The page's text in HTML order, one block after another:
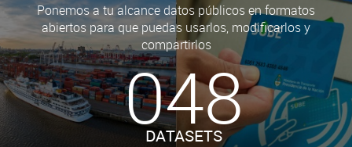
Ponemos a tu alcance datos públicos en formatos
abiertos para que puedas usarlos, modificarlos y
compartirlos
048
DATASETS